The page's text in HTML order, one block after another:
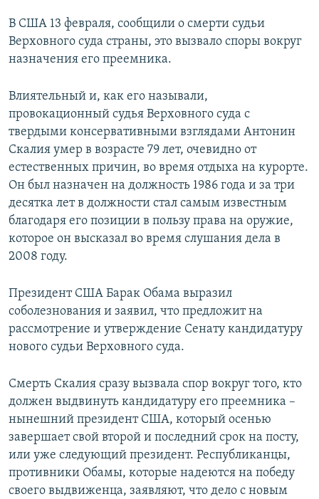
В США 13 февраля, сообщили о смерти судьи
Верховного суда страны, это вызвало споры вокруг
назначения его преемника.
Влиятельный и, как его называли,
провокационный судья Верховного суда с
твердыми консервативными взглядами Антонин
Скалия умер в возрасте 79 лет, очевидно от
естественных причин, во время отдыха на курорте.
Он был назначен на должность 1986 года и за три
десятка лет в должности стал самым известным
благодаря его позиции в пользу права на оружие,
которое он высказал во время слушания дела в
2008 году.
Президент США Барак Обама выразил
соболезнования и заявил, что предложит на
рассмотрение и утверждение Сенату кандидатуру
нового судьи Верховного суда.
Смерть Скалия сразу вызвала спор вокруг того, кто
должен выдвинуть кандидатуру его преемника –
нынешний президент США, который осенью
завершает свой второй и последний срок на посту,
или уже следующий президент. Республиканцы,
противники Обамы, которые надеются на победу
своего выдвиженца, заявляют, что дело с новым